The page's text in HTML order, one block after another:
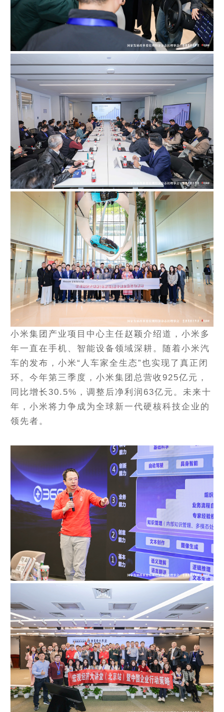
小米集团产业项目中心主任赵颖介绍道，小米多
年一直在手机、智能设备领域深耕。随着小米汽
车的发布，小米“人车家全生态”也实现了真正闭
环。今年第三季度，小米集团总营收925亿元，
同比增长30.5%，调整后净利润63亿元。未来十
年，小米将力争成为全球新一代硬核科技企业的
领先者。